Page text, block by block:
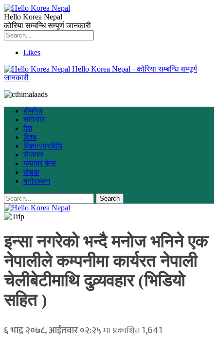
Hello Korea Nepal
कोरिया सम्बन्धि सम्पूर्ण जानकारी
Likes
Hello Korea Nepal - कोरिया सम्बन्धि सम्पूर्ण
जानकारी
होमपेज
समाचार
देश
विश्व
विज्ञान/प्रविधि
रोजगार
ग्ल्यामर फेस
रोचक
मनोरञ्जन
इन्सा नगरेको भन्दै मनोज भनिने एक
नेपालीले कम्पनीमा कार्यरत नेपाली
चेलीबेटीमाथि दुव्र्यवहार (भिडियो
सहित )
६ भाद्र २०७८, आईतवार ०२:२५मा प्रकाशित1,641